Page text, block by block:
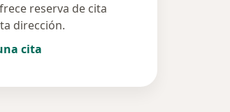
reserva de cita
dirección.
cita